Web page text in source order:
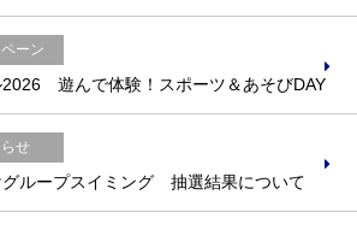
ーン
2026 遊んで体験！スポーツ＆あそびDAY
せ
グループスイミング 抽選結果について